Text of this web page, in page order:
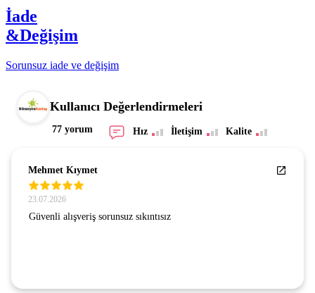
İade
&Değişim
Sorunsuz iade ve değişim
Kullanıcı Değerlendirmeleri
77 yorum Hız İletişim Kalite
Mehmet Kıymet
23.07.2026
Güvenli alışveriş sorunsuz sıkıntısız